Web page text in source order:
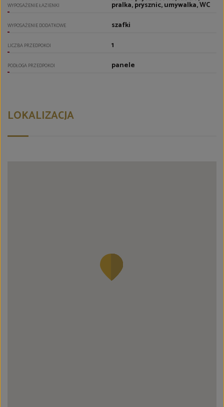
WYPOSAŻENIE ŁAZIENKI pralka, prysznic, umywalka, WC
WYPOSAŻENIE DODATKOWE szafki
LICZBA PRZEDPOKOI 1
PODŁOGA PRZEDPOKOI panele
LOKALIZACJA